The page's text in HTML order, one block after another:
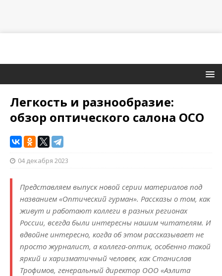
Легкость и разнообразие:
обзор оптического салона ОСО
04 декабря 2023
Представляем выпуск новой серии материалов под
названием «Оптический гурман». Рассказы о том, как
живут и работают коллеги в разных регионах
России, всегда были интересны нашим читателям. И
вдвойне интересно, когда об этом рассказывает не
просто журналист, а коллега-оптик, особенно такой
яркий и харизматичный человек, как Станислав
Трофимов, генеральный директор ООО «Аэлита